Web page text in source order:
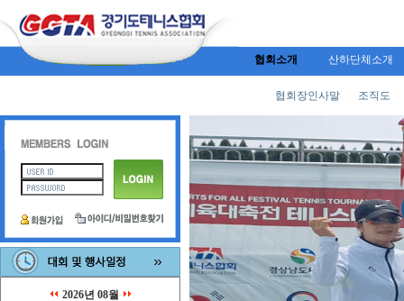
협회소개 산하단체소개
협회장인사말 조직도
2026년 08월